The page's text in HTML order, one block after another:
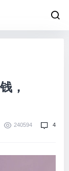
，
240594 4